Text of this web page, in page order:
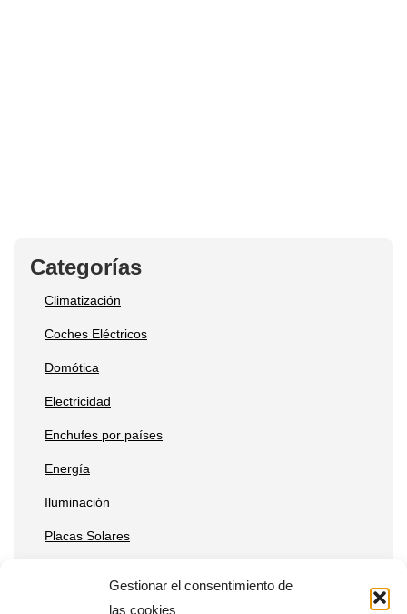
Gestionar el consentimiento de
las cookies
Categorías
Climatización
Coches Eléctricos
Domótica
Electricidad
Enchufes por países
Energía
Iluminación
Placas Solares